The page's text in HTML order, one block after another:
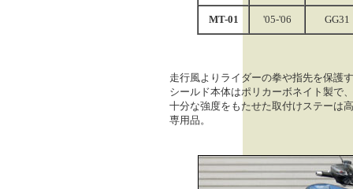
MT-01 '05-'06 GG31
走行風よりライダーの拳や指先を保護
シールド本体はポリカーボネイト製で
十分な強度をもたせた取付けステーは
専用品。